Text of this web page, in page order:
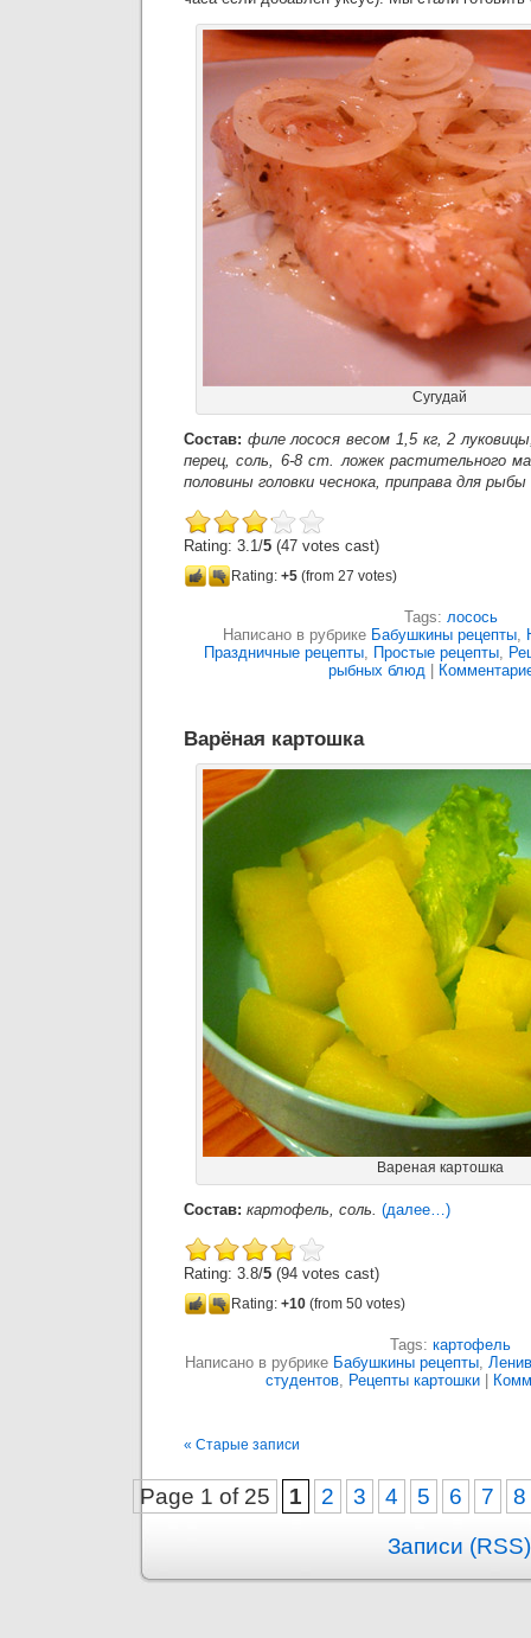
Сугудай
Состав: филе лосося весом 1,5 кг, 2
перец, соль, 6-8 ст. ложек растительного
половины головки чеснока, приправа для
Rating: 3.1/5 (47 votes cast)
Rating: +5 (from 27 votes)
Tags: лосось
Написано в рубрике Бабушкины рецепты,
Праздничные рецепты, Простые рецепты,
рыбных блюд|
Варёная картошка
Вареная картошка
Состав: картофель, соль. (далее…)
Rating: 3.8/5 (94 votes cast)
Rating: +10 (from 50 votes)
Tags: картофель
Написано в рубрике Бабушкины рецепты,
студентов, Рецепты картошки|
« Старые записи
Page 1 of 25 1 2 3 4 5 6 7
8
Записи (RSS)